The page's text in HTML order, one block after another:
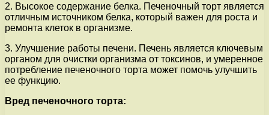
2. Высокое содержание белка. Печеночный торт является
отличным источником белка, который важен для роста и
ремонта клеток в организме.
3. Улучшение работы печени. Печень является ключевым
органом для очистки организма от токсинов, и умеренное
потребление печеночного торта может помочь улучшить
ее функцию.
Вред печеночного торта: